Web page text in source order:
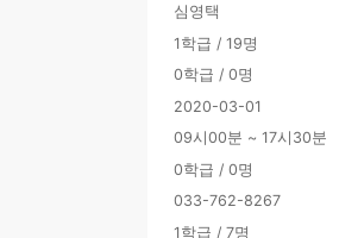
심영택
1학급 / 19명
0학급 / 0명
2020-03-01
09시00분 ~ 17시30분
0학급 / 0명
033-762-8267
1학급 / 7명